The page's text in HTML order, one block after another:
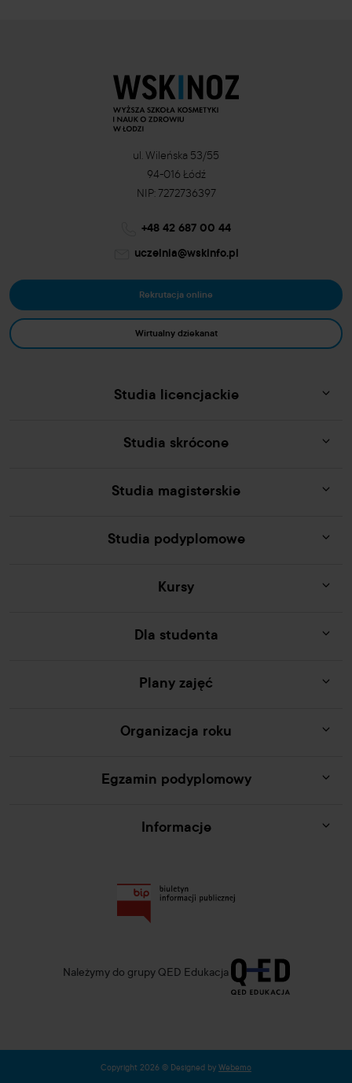
ul. Wileńska 53/55
94-016 Łódź
NIP: 7272736397
+48 42 687 00 44
uczelnia@wskinfo.pl
Rekrutacja online
Wirtualny dziekanat
Studia licencjackie
Studia skrócone
Studia magisterskie
Studia podyplomowe
Kursy
Dla studenta
Plany zajęć
Organizacja roku
Egzamin podyplomowy
Informacje
Należymy do grupy QED Edukacja
Copyright 2026 © Designed by Webemo